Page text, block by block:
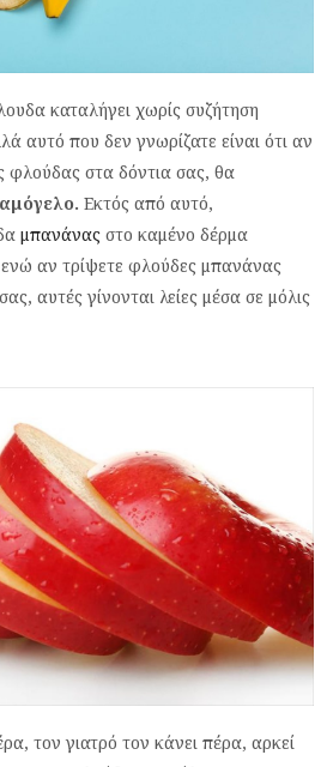
καταλήγει χωρίς συζήτηση
αυτό που δεν γνωρίζατε είναι ότι αν
φλούδας στα δόντια σας, θα
Εκτός από αυτό,
μπανάναςστο καμένο δέρμα
αν τρίψετε φλούδες μπανάνας
αυτές γίνονται λείες μέσα σε μόλις
τον γιατρό τον κάνει πέρα, αρκεί